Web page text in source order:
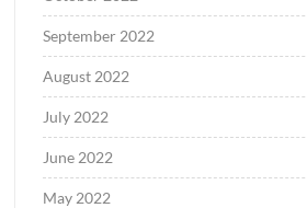
September 2022
August 2022
July 2022
June 2022
May 2022